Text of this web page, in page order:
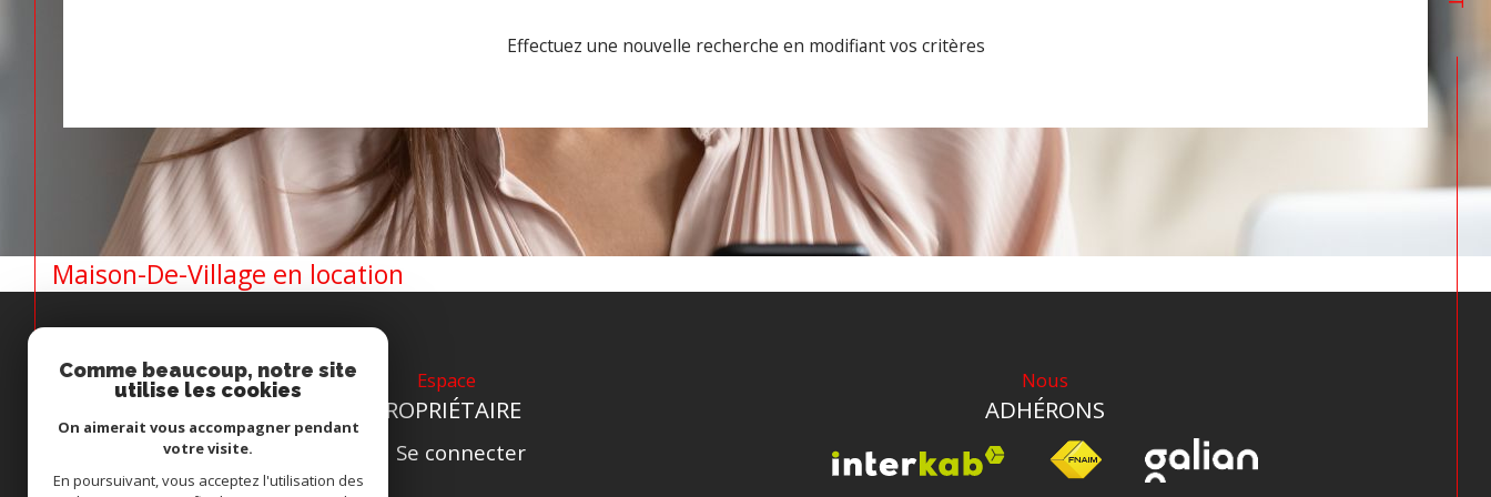
Effectuez une nouvelle recherche en modifiant vos critères
Maison-De-Village en location
Espace
PROPRIÉTAIRE
Se connecter
Nous
ADHÉRONS
Comme beaucoup, notre site
utilise les cookies
On aimerait vous accompagner pendant
votre visite.
En poursuivant, vous acceptez l'utilisation des